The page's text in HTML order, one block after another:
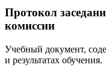
Протокол
комиссии
Учебный документ,
и результатах обучения.